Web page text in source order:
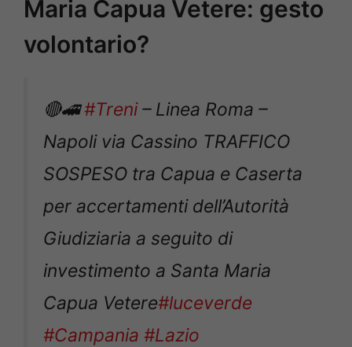
Maria Capua Vetere: gesto
volontario?
🔴🚄#Treni– Linea Roma –
Napoli via Cassino TRAFFICO
SOSPESO tra Capua e Caserta
per accertamenti dell’Autorità
Giudiziaria a seguito di
investimento a Santa Maria
Capua Vetere#luceverde
#Campania #Lazio